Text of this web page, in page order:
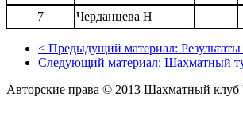
7
Черданцева Н
< Предыдущий материал:
Следующий материал: Шахматный
Авторские права © 2013 Шахматный клуб